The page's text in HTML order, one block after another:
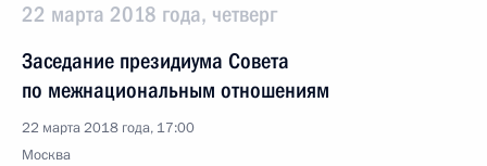
22 марта 2018 года, четверг
Заседание президиума Совета
по межнациональным отношениям
22 марта 2018 года, 17:00
Москва